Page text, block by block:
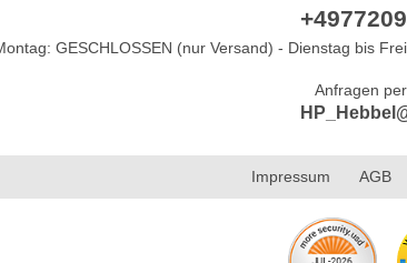
GESCHLOSSEN (nur Versand) - Dienstag bis
Anfragen
Impressum AGB